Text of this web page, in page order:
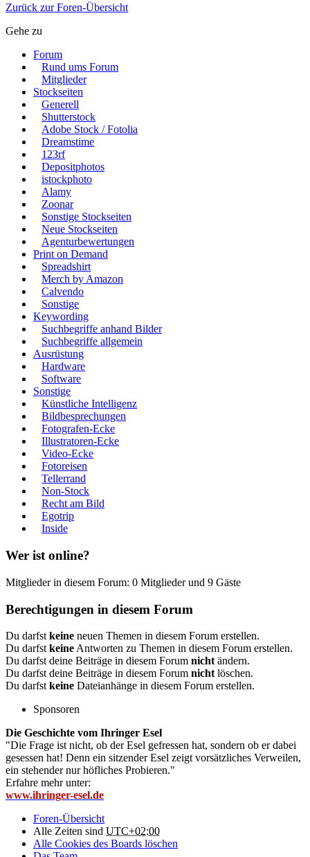
Zurück zur Foren-Übersicht
Gehe zu
Forum
Rund ums Forum
Mitglieder
Stockseiten
Generell
Shutterstock
Adobe Stock / Fotolia
Dreamstime
123rf
Depositphotos
istockphoto
Alamy
Zoonar
Sonstige Stockseiten
Neue Stockseiten
Agenturbewertungen
Print on Demand
Spreadshirt
Merch by Amazon
Calvendo
Sonstige
Keywording
Suchbegriffe anhand Bilder
Suchbegriffe allgemein
Ausrüstung
Hardware
Software
Sonstige
Künstliche Intelligenz
Bildbesprechungen
Fotografen-Ecke
Illustratoren-Ecke
Video-Ecke
Fotoreisen
Tellerrand
Non-Stock
Recht am Bild
Egotrip
Inside
Wer ist online?
Mitglieder in diesem Forum: 0 Mitglieder und 9 Gäste
Berechtigungen in diesem Forum
Du darfst keine neuen Themen in diesem Forum erstellen.
Du darfst keine Antworten zu Themen in diesem Forum erstellen.
Du darfst deine Beiträge in diesem Forum nicht ändern.
Du darfst deine Beiträge in diesem Forum nicht löschen.
Du darfst keine Dateianhänge in diesem Forum erstellen.
Sponsoren
Die Geschichte vom Ihringer Esel
"Die Frage ist nicht, ob der Esel gefressen hat, sondern ob er dabei
gesessen hat! Denn ein sitzender Esel zeigt vorsätzliches Verweilen,
ein stehender nur höfliches Probieren."
Erfahre mehr unter:
www.ihringer-esel.de
Foren-Übersicht
Alle Zeiten sind UTC+02:00
Alle Cookies des Boards löschen